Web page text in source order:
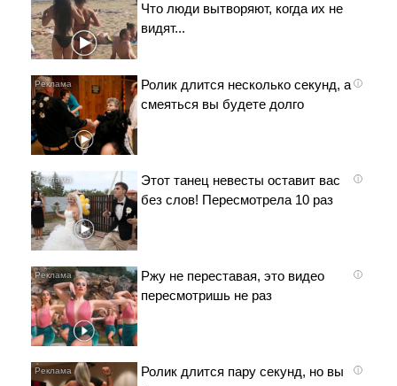
Что люди вытворяют, когда их не
видят...
i
Ролик длится несколько секунд, а
смеяться вы будете долго
i
Этот танец невесты оставит вас
без слов! Пересмотрела 10 раз
i
Ржу не переставая, это видео
пересмотришь не раз
i
Ролик длится пару секунд, но вы